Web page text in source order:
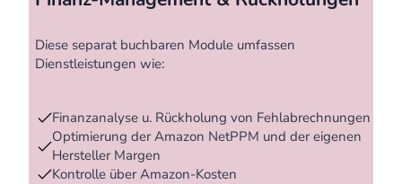
Diese separat buchbaren Module umfassen
Dienstleistungen wie:
Finanzanalyse u. Rückholung von Fehlabrechnungen
Optimierung der Amazon NetPPM und der eigenen
Hersteller Margen
Kontrolle über Amazon-Kosten